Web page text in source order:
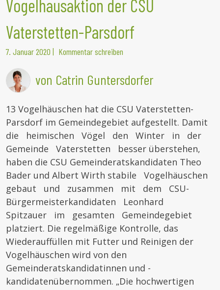
Vogelhausaktion der CSU
Vaterstetten-Parsdorf
7. Januar 2020 | Kommentar schreiben
von Catrin Guntersdorfer
13 Vogelhäuschen hat die CSU Vaterstetten-
Parsdorf im Gemeindegebiet aufgestellt. Damit
die heimischen Vögel den Winter in der
Gemeinde Vaterstetten besser überstehen,
haben die CSU Gemeinderatskandidaten Theo
Bader und Albert Wirth stabile Vogelhäuschen
gebaut und zusammen mit dem CSU-
Bürgermeisterkandidaten Leonhard
Spitzauer im gesamten Gemeindegebiet
platziert. Die regelmäßige Kontrolle, das
Wiederauffüllen mit Futter und Reinigen der
Vogelhäuschen wird von den
Gemeinderatskandidatinnen und -
kandidatenübernommen. „Die hochwertigen